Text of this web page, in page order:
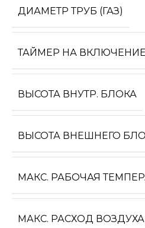
ДИАМЕТР ТРУБ (ГАЗ)
ТАЙМЕР НА ВКЛЮЧЕНИЕ
ВЫСОТА ВНУТР. БЛОКА
ВЫСОТА ВНЕШНЕГО
МАКС. РАБОЧАЯ
МАКС. РАСХОД ВОЗДУХА